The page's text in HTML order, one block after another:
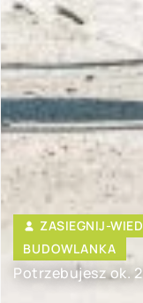
ZASIEGNIJ-
BUDOWLANKA
Potrzebujesz ok.